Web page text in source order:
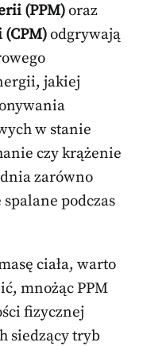
(PPM)oraz
odgrywają
jakiej
w stanie
czy krążenie
zarówno
podczas
ciała, warto
mnożąc PPM
fizycznej
siedzący tryb